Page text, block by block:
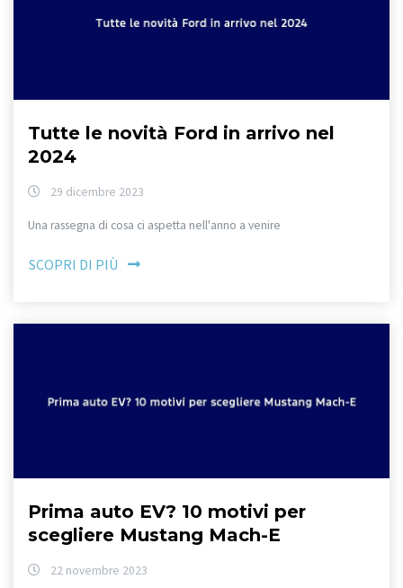
Tutte le novità Ford in arrivo nel
2024
29 dicembre 2023
Una rassegna di cosa ci aspetta nell'anno a venire
SCOPRI DI PIÙ
Prima auto EV? 10 motivi per
scegliere Mustang Mach-E
22 novembre 2023